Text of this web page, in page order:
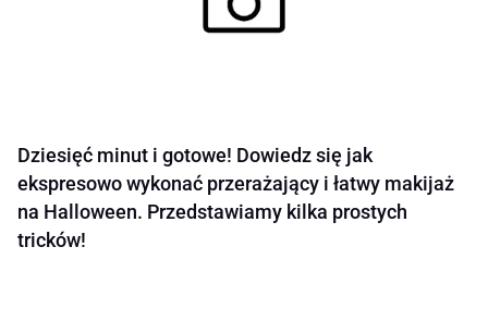
Dziesięć minut i gotowe! Dowiedz się jak
ekspresowo wykonać przerażający i łatwy makijaż
na Halloween. Przedstawiamy kilka prostych
tricków!